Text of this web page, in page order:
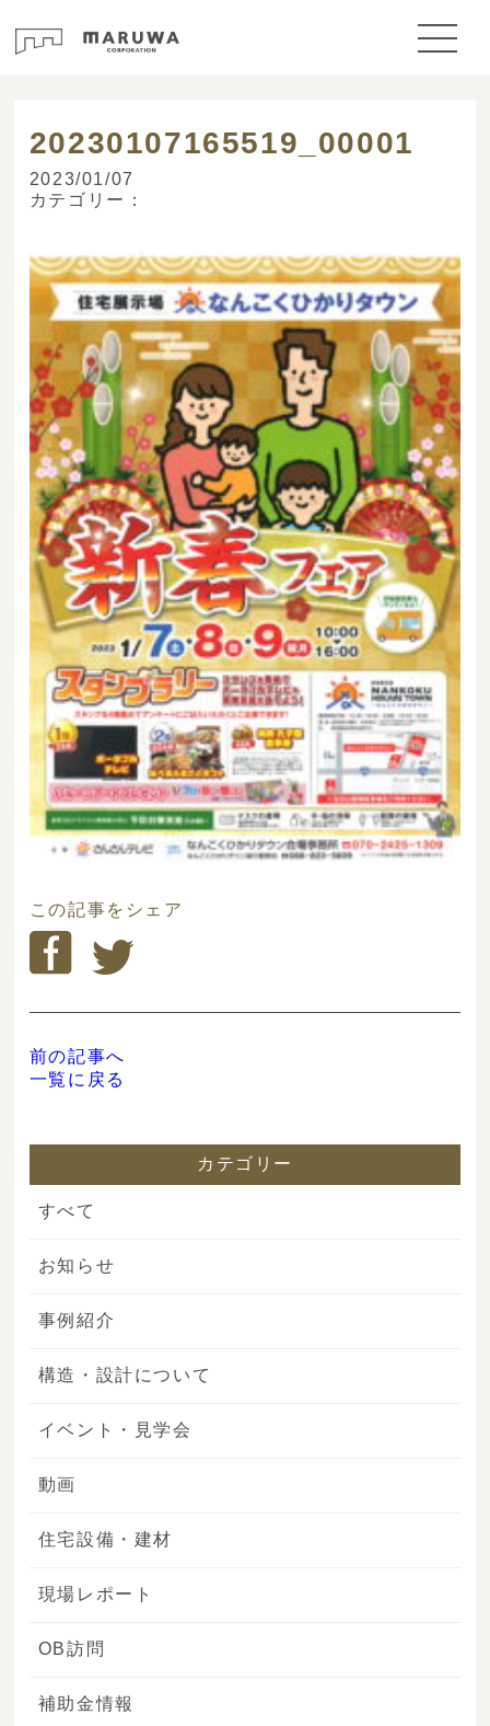
20230107165519_00001
2023/01/07
カテゴリー：
この記事をシェア
前の記事へ
一覧に戻る
カテゴリー
すべて
お知らせ
事例紹介
構造・設計について
イベント・見学会
動画
住宅設備・建材
現場レポート
OB訪問
補助金情報